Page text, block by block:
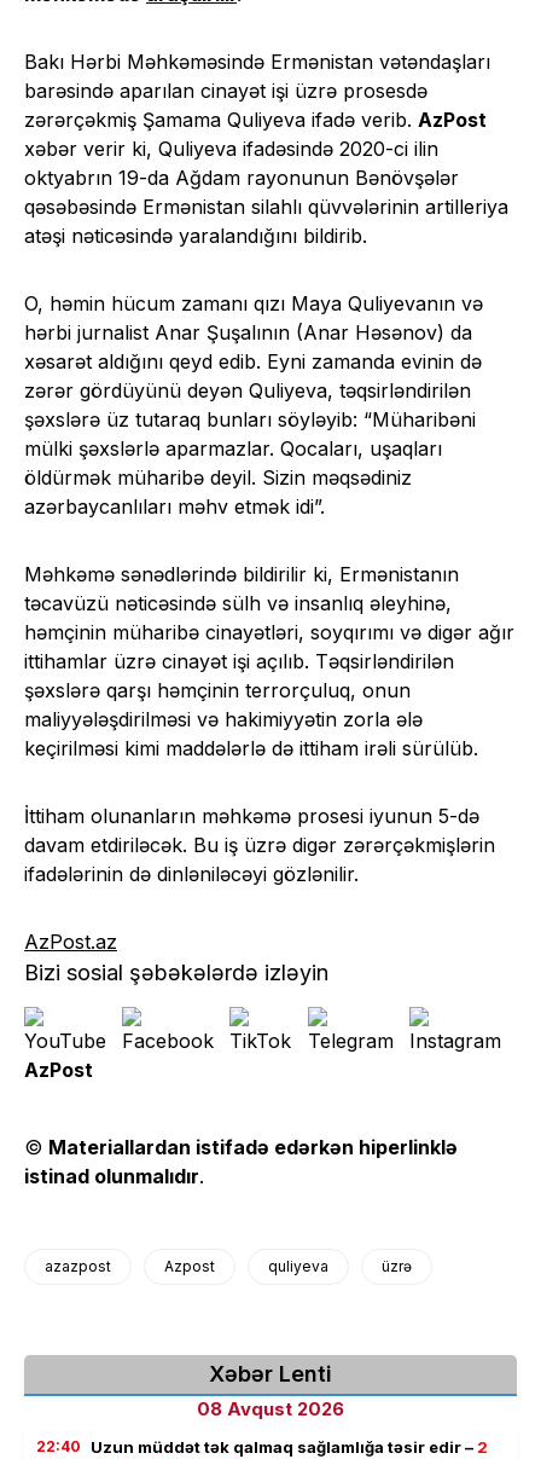
Bakı Hərbi Məhkəməsində Ermənistan vətəndaşları
barəsində aparılan cinayət işi üzrə prosesdə
zərərçəkmiş Şamama Quliyeva ifadə verib. AzPost
xəbər verir ki, Quliyeva ifadəsində 2020-ci ilin
oktyabrın 19-da Ağdam rayonunun Bənövşələr
qəsəbəsində Ermənistan silahlı qüvvələrinin artilleriya
atəşi nəticəsində yaralandığını bildirib.
O, həmin hücum zamanı qızı Maya Quliyevanın və
hərbi jurnalist Anar Şuşalının (Anar Həsənov) da
xəsarət aldığını qeyd edib. Eyni zamanda evinin də
zərər gördüyünü deyən Quliyeva, təqsirləndirilən
şəxslərə üz tutaraq bunları söyləyib: “Müharibəni
mülki şəxslərlə aparmazlar. Qocaları, uşaqları
öldürmək müharibə deyil. Sizin məqsədiniz
azərbaycanlıları məhv etmək idi”.
Məhkəmə sənədlərində bildirilir ki, Ermənistanın
təcavüzü nəticəsində sülh və insanlıq əleyhinə,
həmçinin müharibə cinayətləri, soyqırımı və digər ağır
ittihamlar üzrə cinayət işi açılıb. Təqsirləndirilən
şəxslərə qarşı həmçinin terrorçuluq, onun
maliyyələşdirilməsi və hakimiyyətin zorla ələ
keçirilməsi kimi maddələrlə də ittiham irəli sürülüb.
İttiham olunanların məhkəmə prosesi iyunun 5-də
davam etdiriləcək. Bu iş üzrə digər zərərçəkmişlərin
ifadələrinin də dinləniləcəyi gözlənilir.
AzPost.az
Bizi sosial şəbəkələrdə izləyin
AzPost
© Materiallardan istifadə edərkən hiperlinklə
istinad olunmalıdır.
azazpost Azpost quliyeva üzrə
Xəbər Lenti
08 Avqust 2026
22:40 Uzun müddət tək qalmaq sağlamlığa təsir edir – 2